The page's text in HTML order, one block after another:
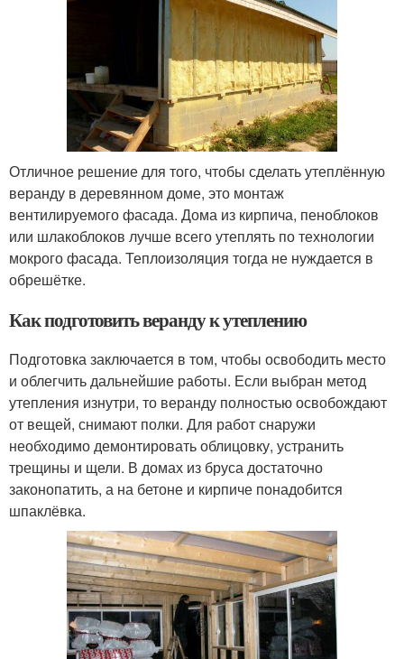
Отличное решение для того, чтобы сделать утеплённую
веранду в деревянном доме, это монтаж
вентилируемого фасада. Дома из кирпича, пеноблоков
или шлакоблоков лучше всего утеплять по технологии
мокрого фасада. Теплоизоляция тогда не нуждается в
обрешётке.
Как подготовить веранду к утеплению
Подготовка заключается в том, чтобы освободить место
и облегчить дальнейшие работы. Если выбран метод
утепления изнутри, то веранду полностью освобождают
от вещей, снимают полки. Для работ снаружи
необходимо демонтировать облицовку, устранить
трещины и щели. В домах из бруса достаточно
законопатить, а на бетоне и кирпиче понадобится
шпаклёвка.